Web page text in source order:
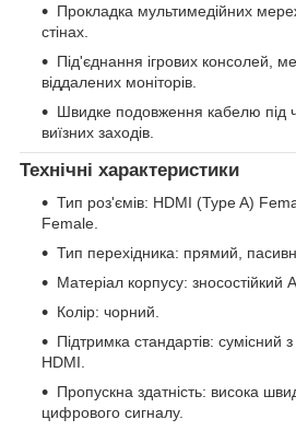
Прокладка мультимедійних
стінах.
Під'єднання ігрових консолей,
віддалених моніторів.
Швидке подовження кабелю під
виїзних заходів.
Технічні характеристики
Тип роз'ємів: HDMI (Type A)
Female.
Тип перехідника: прямий,
Матеріал корпусу: зносостійкий
Колір: чорний.
Підтримка стандартів: сумісний
HDMI.
Пропускна здатність: висока
цифрового сигналу.